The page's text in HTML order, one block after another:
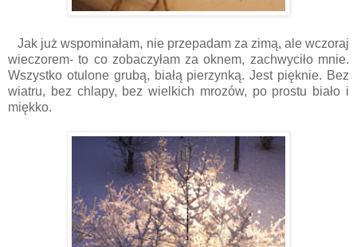
Jak już wspominałam, nie przepadam za zimą, ale wczoraj
wieczorem- to co zobaczyłam za oknem, zachwyciło mnie.
Wszystko otulone grubą, białą pierzynką. Jest pięknie. Bez
wiatru, bez chlapy, bez wielkich mrozów, po prostu biało i
miękko.